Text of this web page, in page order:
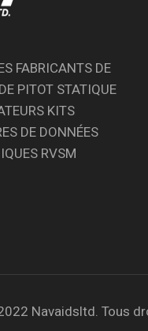
FABRICANTS DE
PITOT STATIQUE
KITS
DE DONNÉES
RVSM
Navaidsltd. Tous